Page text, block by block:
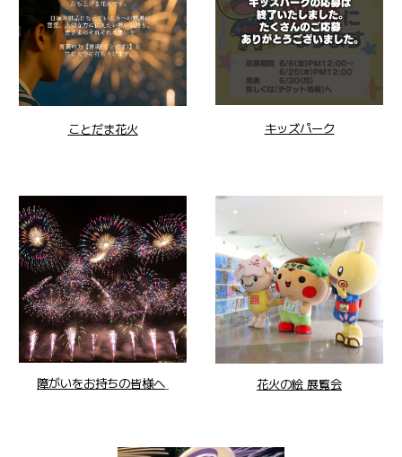
ことだま花火 キッズパーク
障がいをお持ちの皆様へ 花火の絵 展覧会